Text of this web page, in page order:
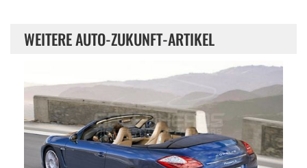
WEITERE AUTO-ZUKUNFT-ARTIKEL